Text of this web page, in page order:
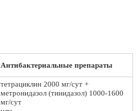
Антибактериальные препараты
тетрациклин 2000 мг/сут +
метронидазол (тинидазол) 1000-1600
мг/сут